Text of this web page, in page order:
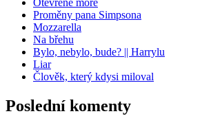
Otevřené moře
Proměny pana Simpsona
Mozzarella
Na břehu
Bylo, nebylo, bude? || Harrylu
Liar
Člověk, který kdysi miloval
Poslední komenty